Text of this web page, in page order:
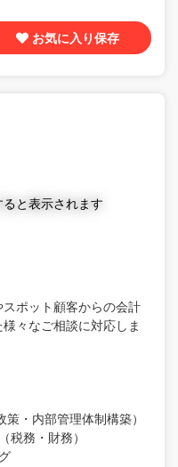
お気に入り保存
と表示されます
ポット顧客からの会計
々なご相談に対応しま
・内部管理体制構築）
税務・財務）